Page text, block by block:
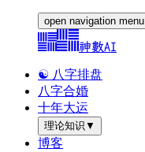
open navigation menu
神數AI
☯️ 八字排盘
八字合婚
十年大运
理论知识 ▼
博客